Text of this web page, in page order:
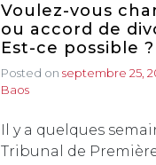
Voulez-vous
ou accord de
Est-ce possible ?
Posted onseptembre 25,
Baos
Il y a quelques
Tribunal de